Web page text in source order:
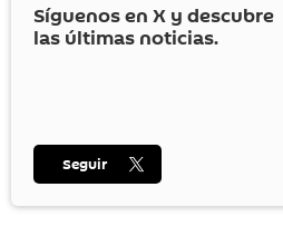
Síguenos en X y descubre
las últimas noticias.
Seguir